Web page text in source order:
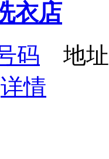
衣店
码 地址
详情